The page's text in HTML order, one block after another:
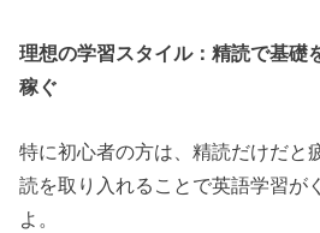
理想の学習スタイル：精読で基礎
稼ぐ
特に初心者の方は、精読だけだと
読を取り入れることで英語学習が
よ。